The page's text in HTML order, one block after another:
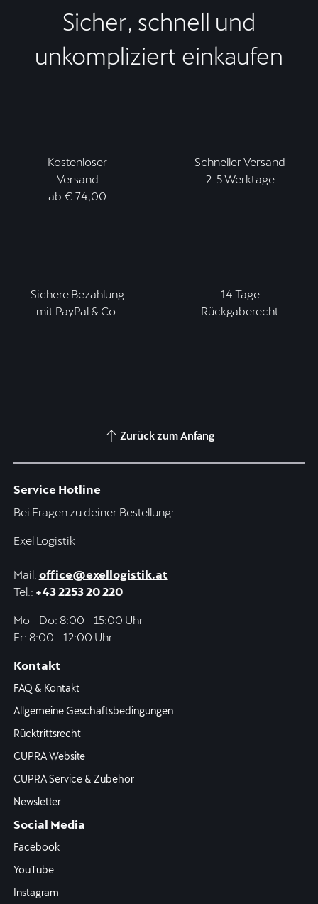
Sicher, schnell und
unkompliziert einkaufen
Kostenloser
Versand
ab € 74,00
Schneller Versand
2-5 Werktage
Sichere Bezahlung
mit PayPal & Co.
14 Tage
Rückgaberecht
Zurück zum Anfang
Service Hotline
Bei Fragen zu deiner Bestellung:
Exel Logistik
Mail: office@exellogistik.at
Tel.: +43 2253 20 220
Mo - Do: 8:00 - 15:00 Uhr
Fr: 8:00 - 12:00 Uhr
Kontakt
FAQ & Kontakt
Allgemeine Geschäftsbedingungen
Rücktrittsrecht
CUPRA Website
CUPRA Service & Zubehör
Newsletter
Social Media
Facebook
YouTube
Instagram